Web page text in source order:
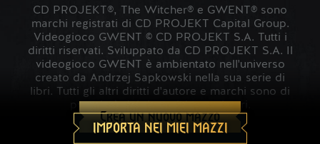
Crea un nuovo mazzo
IMPORTA NEI MIEI MAZZI
CD PROJEKT®, The Witcher® e GWENT® sono
marchi registrati di CD PROJEKT Capital Group.
Videogioco GWENT © CD PROJEKT S.A. Tutti i
diritti riservati. Sviluppato da CD PROJEKT S.A. Il
videogioco GWENT è ambientato nell'universo
creato da Andrzej Sapkowski nella sua serie di
libri. Tutti gli altri diritti d'autore e marchi sono di
proprietà dei rispettivi proprietari.